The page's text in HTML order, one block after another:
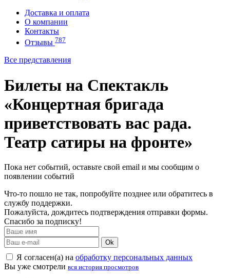
Доставка и оплата
О компании
Контакты
Отзывы 787
Все представления
Билеты на Спектакль
«Концертная бригада
приветствовать вас рада.
Театр сатиры на фронте»
Пока нет событий, оставьте свой email и мы сообщим о
появлении событий
Что-то пошло не так, попробуйте позднее или обратитесь в
службу поддержки.
Пожалуйста, дождитесь подтверждения отправки формы.
Спасибо за подписку!
Ok
Я согласен(а) на обработку персональных данных
Вы уже смотрели вся история просмотров